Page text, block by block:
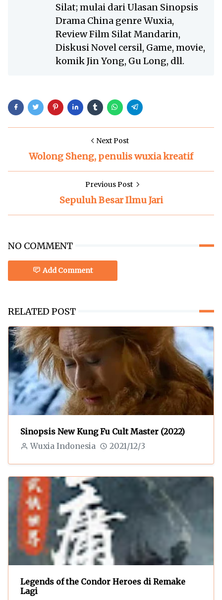
Silat; mulai dari Ulasan Sinopsis
Drama China genre Wuxia,
Review Film Silat Mandarin,
Diskusi Novel cersil, Game, movie,
komik Jin Yong, Gu Long, dll.
Next Post
Wolong Sheng, penulis wuxia kreatif
Previous Post
Sepuluh Besar Ilmu Jari
NO COMMENT
Add Comment
RELATED POST
Sinopsis New Kung Fu Cult Master (2022)
Wuxia Indonesia 2021/12/3
Legends of the Condor Heroes di Remake
Lagi